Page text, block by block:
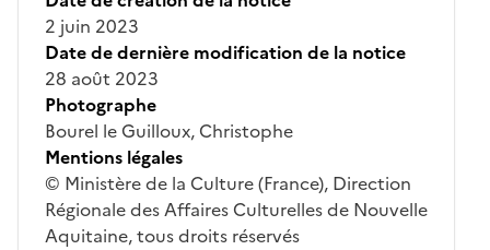
2 juin 2023
Date de dernière modification de la notice
28 août 2023
Photographe
Bourel le Guilloux, Christophe
Mentions légales
© Ministère de la Culture (France), Direction
Régionale des Affaires Culturelles de Nouvelle
Aquitaine, tous droits réservés